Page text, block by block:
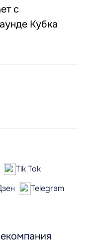
с
Кубка
Tik Tok
Telegram